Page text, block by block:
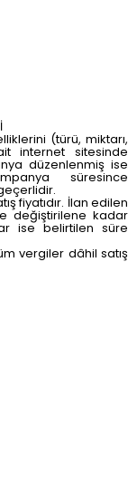
(türü, miktarı,
internet sitesinde
düzenlenmiş ise
süresince
fiyatıdır. İlan edilen
değiştirilene kadar
ise belirtilen süre
vergiler dâhil satış